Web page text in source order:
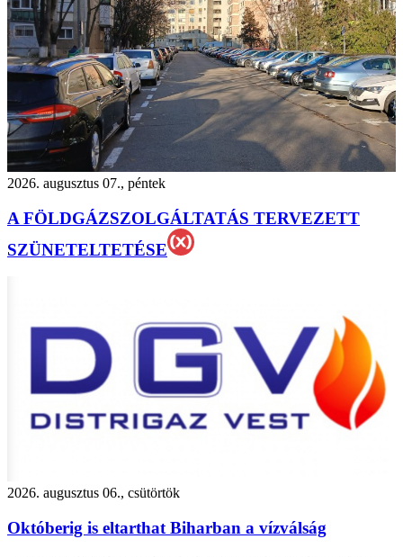
2026. augusztus 07., péntek
A FÖLDGÁZSZOLGÁLTATÁS TERVEZETT
SZÜNETELTETÉSE
2026. augusztus 06., csütörtök
Októberig is eltarthat Biharban a vízválság